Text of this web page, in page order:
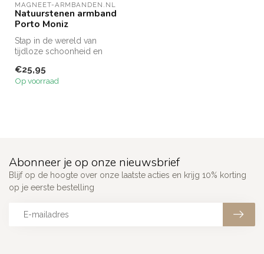
MAGNEET-ARMBANDEN.NL
Natuurstenen armband
Porto Moniz
Stap in de wereld van
tijdloze schoonheid en
betovere...
€25,95
Op voorraad
Abonneer je op onze nieuwsbrief
Blijf op de hoogte over onze laatste acties en krijg 10% korting
op je eerste bestelling